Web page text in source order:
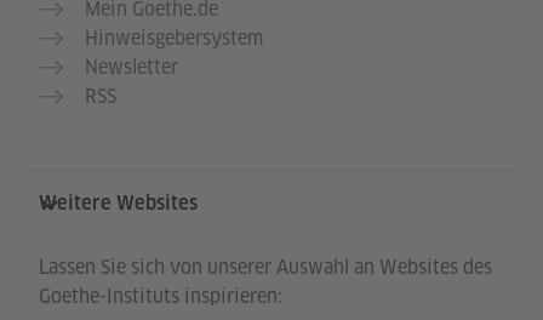
Mein Goethe.de
Hinweisgebersystem
Newsletter
RSS
Weitere Websites
Lassen Sie sich von unserer Auswahl an Websites des
Goethe-Instituts inspirieren: